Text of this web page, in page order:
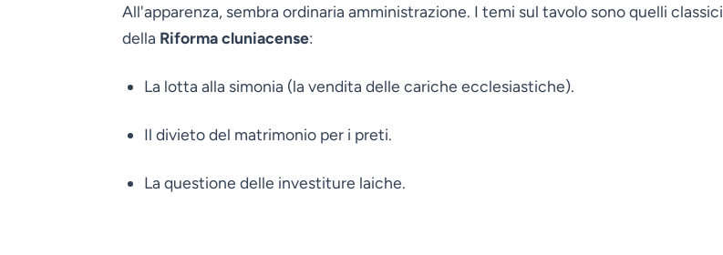
All'apparenza, sembra ordinaria amministrazione. I temi sul tavolo sono quelli classici
della Riforma cluniacense:
La lotta alla simonia (la vendita delle cariche ecclesiastiche).
Il divieto del matrimonio per i preti.
La questione delle investiture laiche.